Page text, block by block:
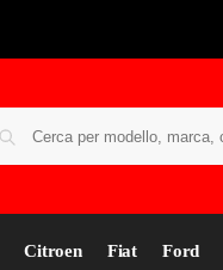
Citroen Fiat Ford